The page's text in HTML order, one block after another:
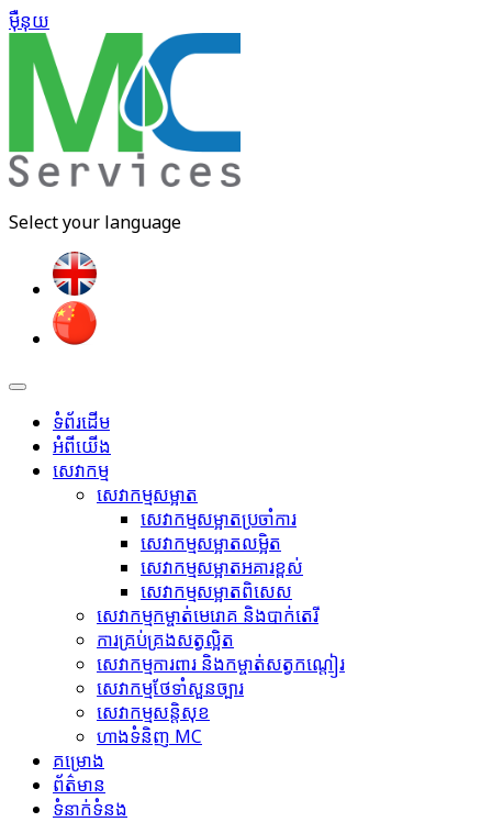
ម៉ឺនុយ​
Select your language
ទំព័រដើម
អំពីយើង
សេវាកម្ម
សេវាកម្មសម្អាត
សេវាកម្ម​សម្អាតប្រចាំការ
សេវាកម្ម​សម្អាត​លម្អិត
សេវាកម្ម​សម្អាត​អគារខ្ពស់
សេវាកម្ម​សម្អាត​ពិសេស
សេវាកម្ម​កម្ចាត់​មេរោគ និងបាក់តេរី
ការគ្រប់គ្រង​សត្វល្អិត​
សេវាកម្ម​ការពារ និងកម្ចាត់​សត្វកណ្តៀរ
សេវាកម្ម​ថែទាំ​សួនច្បារ
សេវាកម្ម​សន្តិសុខ
ហាង​ទំនិញ MC
គ​ម្រោ​ង
ព័ត៌មាន
ទំនាក់ទំនង